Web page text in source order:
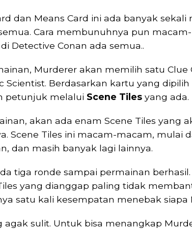
dan Means Card ini ada banyak
Cara membunuhnya pun
Detective Conan ada semua..
Murderer akan memilih satu
Scientist. Berdasarkan kartu yang
petunjuk melalui Scene Tiles yang ada.
akan ada enam Scene Tiles yang
Scene Tiles ini macam-macam, mulai
dan masih banyak lagi lainnya.
tiga ronde sampai permainan
yang dianggap paling tidak
satu kali kesempatan menebak siapa
agak sulit. Untuk bisa menangkap